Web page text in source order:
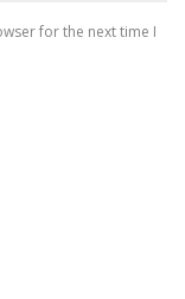
for the next time I